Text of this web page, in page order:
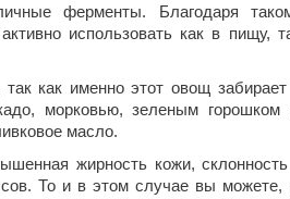
ферменты. Благодаря
использовать как в пищу,
как именно этот овощ забирает
морковью, зеленым
масло.
жирность кожи,
То и в этом случае вы можете,